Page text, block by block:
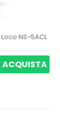
NS-5ACL
ACQUISTA